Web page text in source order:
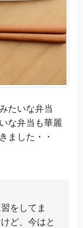
たいな弁当
な弁当も華麗
ました・・
をしてま
ど、今はと